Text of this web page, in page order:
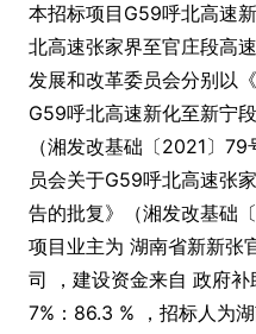
本招标项目G59呼北高速
北高速张家界至官庄段高
发展和改革委员会分别以
G59呼北高速新化至新宁
（湘发改基础〔2021〕
员会关于G59呼北高速张
告的批复》（湘发改基础
项目业主为 湖南省新新张
司 ，建设资金来自 政府
7%：86.3 % ，招标人为